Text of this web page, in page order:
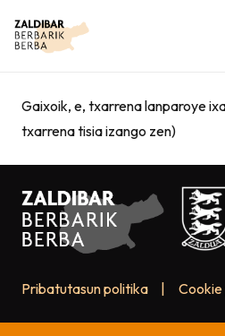
Gaixoik, e, txarrena lanparoye
txarrena tisia izango zen)
Pribatutasun politika